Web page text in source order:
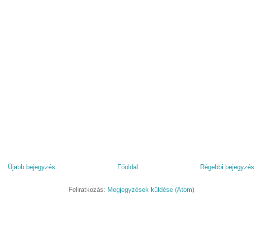
Újabb bejegyzés Régebbi bejegyzés
Főoldal
Feliratkozás: Megjegyzések küldése (Atom)